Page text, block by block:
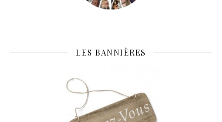
LES BANNIÈRES